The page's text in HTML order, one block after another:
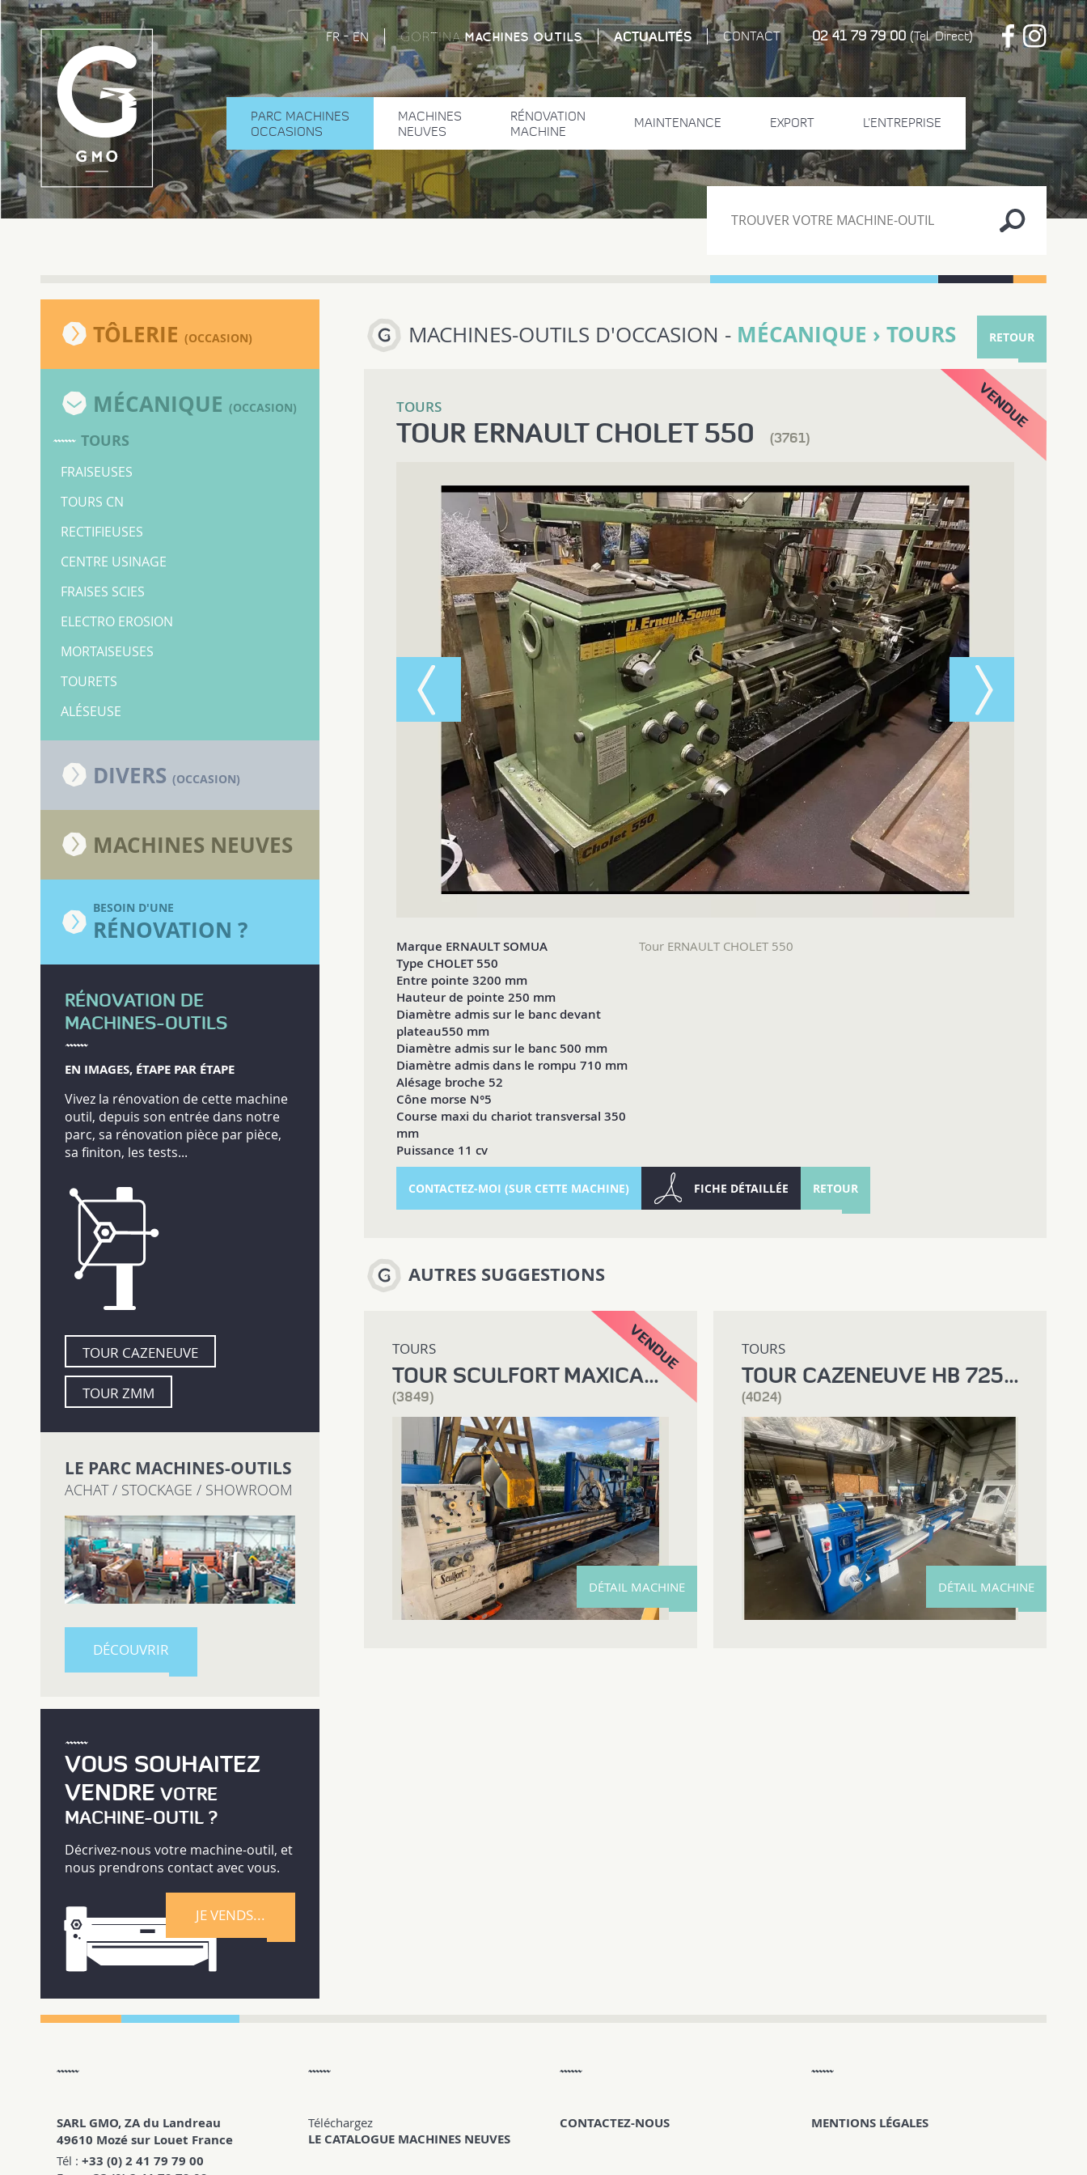
FR-EN GORTINAMACHINES OUTILS ACTUALITÉS CONTACT 02 41 79 79 00 (Tel. Direct)
PARC MACHINES
OCCASIONS
MACHINES
NEUVES
RÉNOVATION
MACHINE
MAINTENANCE EXPORT L'ENTREPRISE
TÔLERIE (OCCASION)
MÉCANIQUE (OCCASION)
TOURS
FRAISEUSES
TOURS CN
RECTIFIEUSES
CENTRE USINAGE
FRAISES SCIES
ELECTRO EROSION
MORTAISEUSES
TOURETS
ALÉSEUSE
DIVERS (OCCASION)
MACHINES NEUVES
BESOIN D'UNE
RÉNOVATION ?
RÉNOVATION DE
MACHINES-OUTILS
EN IMAGES, ÉTAPE PAR ÉTAPE
Vivez la rénovation de cette machine
outil, depuis son entrée dans notre
parc, sa rénovation pièce par pièce,
sa finiton, les tests...
TOUR CAZENEUVE
TOUR ZMM
LE PARC MACHINES-OUTILS
ACHAT / STOCKAGE / SHOWROOM
DÉCOUVRIR
VOUS SOUHAITEZ
VENDRE VOTRE
MACHINE-OUTIL ?
Décrivez-nous votre machine-outil, et
nous prendrons contact avec vous.
JE VENDS...
RETOUR
MACHINES-OUTILS D'OCCASION - MÉCANIQUE › TOURS
TOURS
TOUR ERNAULT CHOLET 550 (3761)
Marque ERNAULT SOMUA
Type CHOLET 550
Entre pointe 3200 mm
Hauteur de pointe 250 mm
Diamètre admis sur le banc devant
plateau550 mm
Diamètre admis sur le banc 500 mm
Diamètre admis dans le rompu 710 mm
Alésage broche 52
Cône morse N°5
Course maxi du chariot transversal 350
mm
Puissance 11 cv
Tour ERNAULT CHOLET 550
CONTACTEZ-MOI (SUR CETTE MACHINE) FICHE DÉTAILLÉE RETOUR
AUTRES SUGGESTIONS
TOURS
TOUR SCULFORT MAXICAP 380 X 5000 NR
(3849)
DÉTAIL MACHINE
TOURS
TOUR CAZENEUVE HB 725 X 5000
(4024)
DÉTAIL MACHINE
SARL GMO, ZA du Landreau
49610 Mozé sur Louet France
Tél : +33 (0) 2 41 79 79 00
Téléchargez
LE CATALOGUE MACHINES NEUVES
CONTACTEZ-NOUS MENTIONS LÉGALES